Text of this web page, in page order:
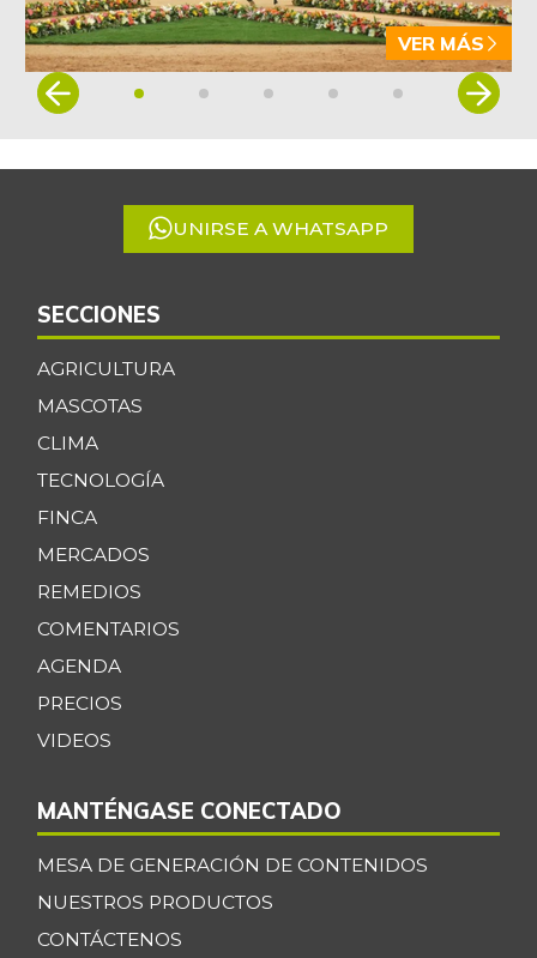
VER MÁS
Item
5
UNIRSE A WHATSAPP
SECCIONES
AGRICULTURA
MASCOTAS
CLIMA
TECNOLOGÍA
FINCA
MERCADOS
REMEDIOS
COMENTARIOS
AGENDA
PRECIOS
VIDEOS
MANTÉNGASE CONECTADO
MESA DE GENERACIÓN DE CONTENIDOS
NUESTROS PRODUCTOS
CONTÁCTENOS